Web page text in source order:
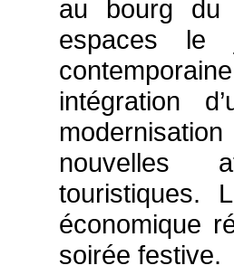
au bourg du
espaces le
intégration
nouvelles
touristiques.
économique
soirée festive.